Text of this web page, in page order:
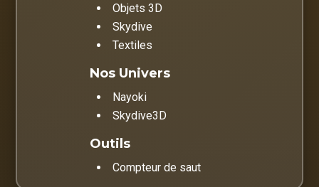
Objets 3D
Skydive
Textiles
Nos Univers
Nayoki
Skydive3D
Outils
Compteur de saut